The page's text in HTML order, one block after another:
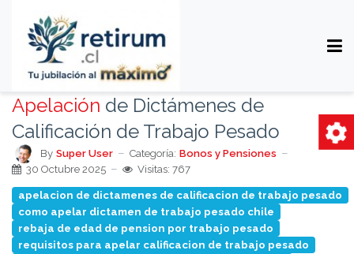
Apelación de Dictámenes de
Calificación de Trabajo Pesado
By Super User Categoría: Bonos y Pensiones
30 Octubre 2025
Visitas: 767
apelacion de dictamenes de calificacion de trabajo pesado
como apelar dictamen de trabajo pesado chile
rebaja de edad de pension por trabajo pesado
requisitos para apelar calificacion de trabajo pesado